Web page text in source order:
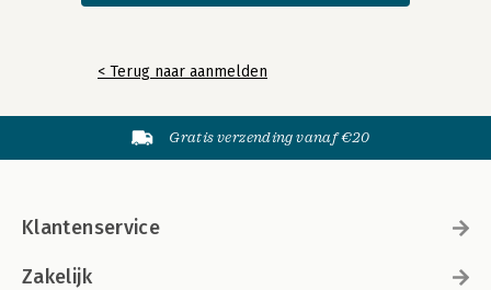
< Terug naar aanmelden
Gratis verzending vanaf €20
Klantenservice
Zakelijk